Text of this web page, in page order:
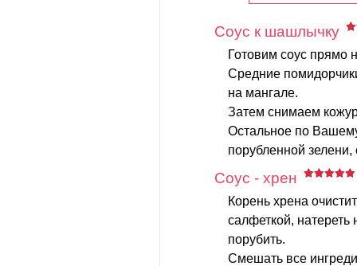
Соус к шашлычку
Готовим соус прямо
Средние
на мангале.
Затем снимаем
Остальное по
порубленной
Соус - хрен
Корень хрена
салфеткой, натереть
порубить.
Смешать все